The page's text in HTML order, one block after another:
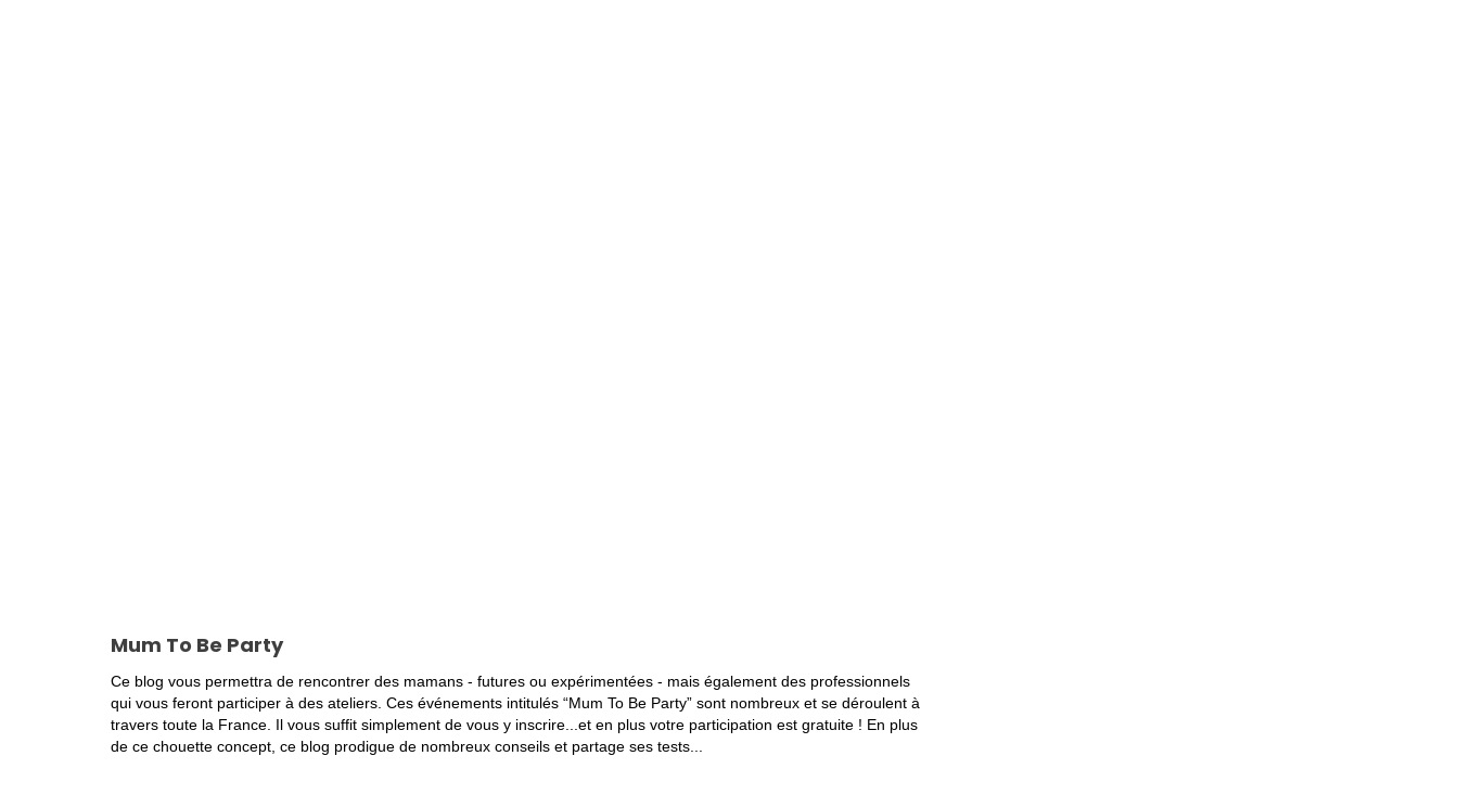
Mum To Be Party
Ce blog vous permettra de rencontrer des mamans - futures ou expérimentées - mais également des professionnels
qui vous feront participer à des ateliers. Ces événements intitulés “Mum To Be Party” sont nombreux et se déroulent à
travers toute la France. Il vous suffit simplement de vous y inscrire...et en plus votre participation est gratuite ! En plus
de ce chouette concept, ce blog prodigue de nombreux conseils et partage ses tests...